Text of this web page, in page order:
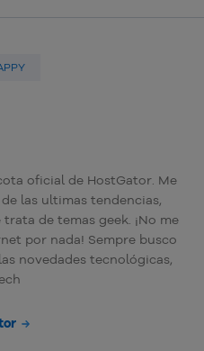
oficial de HostGator. Me
las ultimas tendencias,
de temas geek. ¡No me
por nada! Sempre busco
novedades tecnológicas,